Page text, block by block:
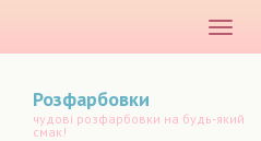
меню
Розфарбовки
чудові розфарбовки на будь-який
смак!